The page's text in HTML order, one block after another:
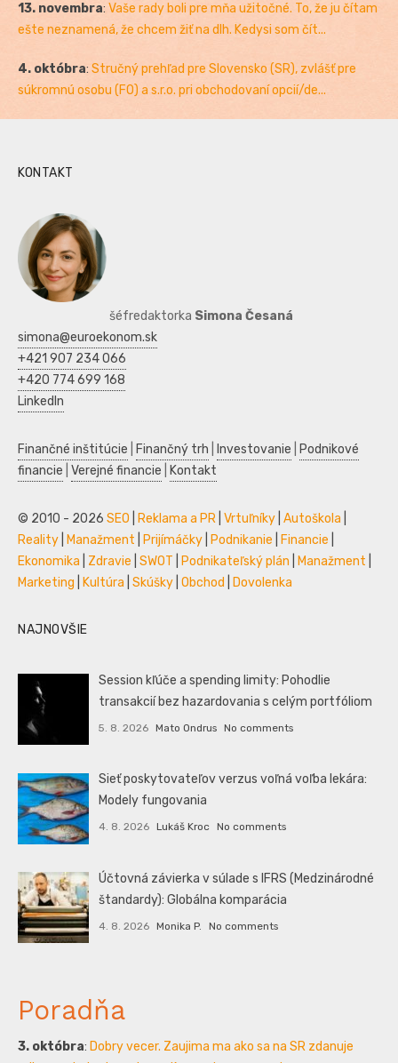
13. novembra: Vaše rady boli pre mňa užitočné. To, že ju čítam
ešte neznamená, že chcem žiť na dlh. Kedysi som čít...
4. októbra: Stručný prehľad pre Slovensko (SR), zvlášť pre
súkromnú osobu (FO) a s.r.o. pri obchodovaní opcií/de...
KONTAKT
šéfredaktorka Simona Česaná
simona@euroekonom.sk
+421 907 234 066
+420 774 699 168
LinkedIn
Finančné inštitúcie Finančný trh Investovanie
Podnikové
financie Verejné financie Kontakt
© 2010 - 2026 SEO Reklama a PR Vrtuľníky Autoškola
Reality
Manažment Prijímáčky Podnikanie Financie
Ekonomika
Zdravie SWOT Podnikateľský plán Manažment
Marketing
Kultúra Skúšky Obchod Dovolenka
NAJNOVŠIE
Session kľúče a spending limity: Pohodlie
transakcií bez hazardovania s celým portfóliom
5. 8. 2026 Mato Ondrus No comments
Sieť poskytovateľov verzus voľná voľba lekára:
Modely fungovania
4. 8. 2026 Lukáš Kroc No comments
Účtovná závierka v súlade s IFRS (Medzinárodné
štandardy): Globálna komparácia
4. 8. 2026 Monika P. No comments
Poradňa
3. októbra: Dobry vecer. Zaujima ma ako sa na SR zdanuje